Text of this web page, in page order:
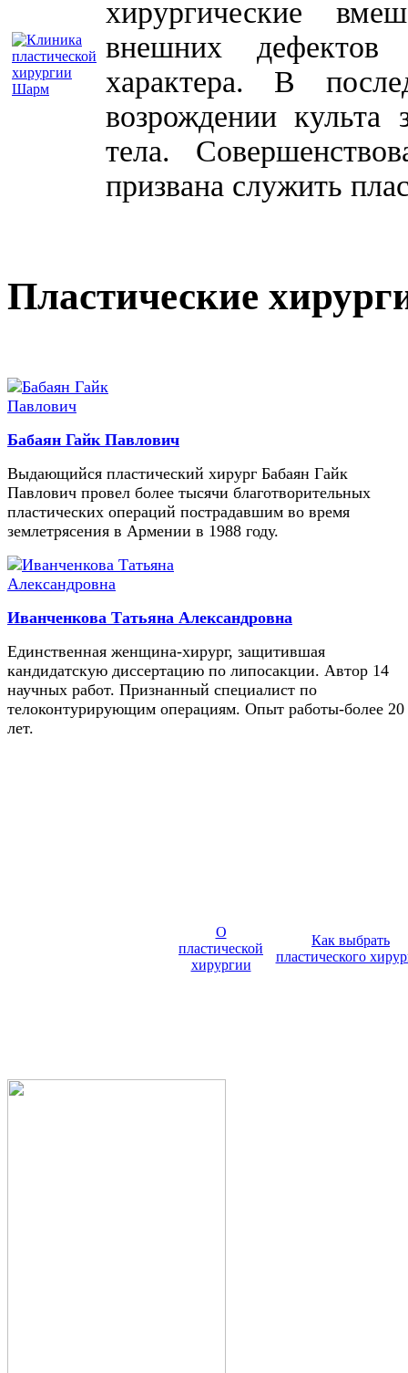
хирургические
внешних дефектов
характера. В
возрождении культа
тела.
призвана служить
Пластические
Бабаян Гайк Павлович
Выдающийся пластический хирург Бабаян Гайк
Павлович провел более тысячи благотворительных
пластических операций пострадавшим во время
землетрясения в Армении в 1988 году.
Иванченкова Татьяна Александровна
Единственная женщина-хирург, защитившая
кандидатскую диссертацию по липосакции. Автор 14
научных работ. Признанный специалист по
телоконтурирующим операциям. Опыт работы-более 20
лет.
О
пластической
хирургии
Как выбрать
пластического